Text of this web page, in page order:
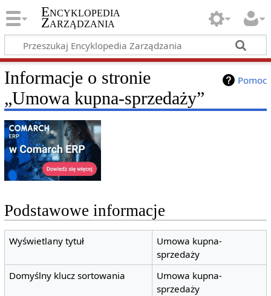
Encyklopedia
Zarządzania
Pomoc
Informacje o stronie
„Umowa kupna-sprzedaży”
Podstawowe informacje
Wyświetlany tytuł
Umowa kupna-
sprzedaży
Domyślny klucz sortowania
Umowa kupna-
sprzedaży